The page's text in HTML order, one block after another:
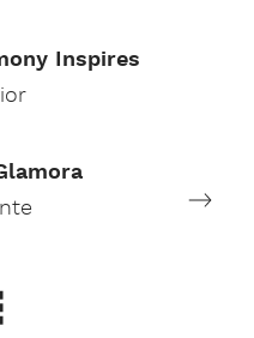
Inspires